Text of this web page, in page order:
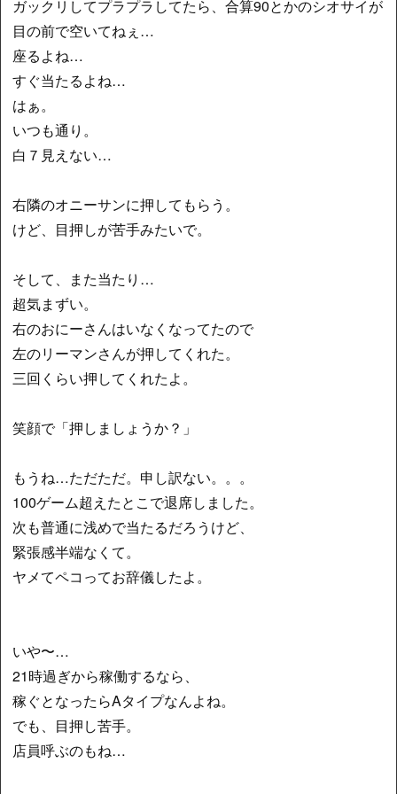
ガックリしてプラプラしてたら、合算90とかのシオサイが
目の前で空いてねぇ…
座るよね…
すぐ当たるよね…
はぁ。
いつも通り。
白７見えない…
右隣のオニーサンに押してもらう。
けど、目押しが苦手みたいで。
そして、また当たり…
超気まずい。
右のおにーさんはいなくなってたので
左のリーマンさんが押してくれた。
三回くらい押してくれたよ。
笑顔で「押しましょうか？」
もうね…ただただ。申し訳ない。。。
100ゲーム超えたとこで退席しました。
次も普通に浅めで当たるだろうけど、
緊張感半端なくて。
ヤメてペコってお辞儀したよ。
いや〜…
21時過ぎから稼働するなら、
稼ぐとなったらAタイプなんよね。
でも、目押し苦手。
店員呼ぶのもね…